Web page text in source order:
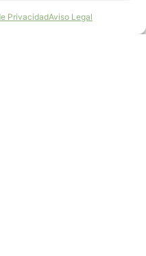
PrivacidadAviso Legal